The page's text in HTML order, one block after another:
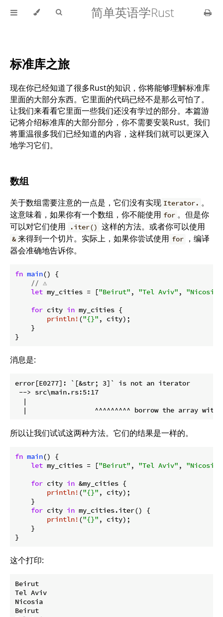
简单英语学Rust
标准库之旅
现在你已经知道了很多Rust的知识，你将能够理解标准库
里面的大部分东西。它里面的代码已经不是那么可怕了。
让我们来看看它里面一些我们还没有学过的部分。本篇游
记将介绍标准库的大部分部分，你不需要安装Rust。我们
将重温很多我们已经知道的内容，这样我们就可以更深入
地学习它们。
数组
关于数组需要注意的一点是，它们没有实现 Iterator. 。
这意味着，如果你有一个数组，你不能使用 for 。但是你
可以对它们使用
.iter() 这样的方法。或者你可以使用
& 来得到一个切片。实际上，如果你尝试使用 for
，编译
器会准确地告诉你。
fn main() {
// ⚠️
let my_cities = ["Beirut" , "Tel Aviv" , "Nicosia"
for city in my_cities {
println! ("{}" , city);
    }
}
消息是:
error[E0277]: `[&str; 3]` is not an iterator
--> src\main.rs:5:17
  |
所以让我们试试这两种方法。它们的结果是一样的。
fn main() {
let my_cities = ["Beirut" , "Tel Aviv" , "Nicosia"
for city in &my_cities {
println! ("{}" , city);
    }
for city in my_cities.iter() {
println! ("{}" , city);
    }
}
这个打印:
Beirut
Tel Aviv
Nicosia
Beirut